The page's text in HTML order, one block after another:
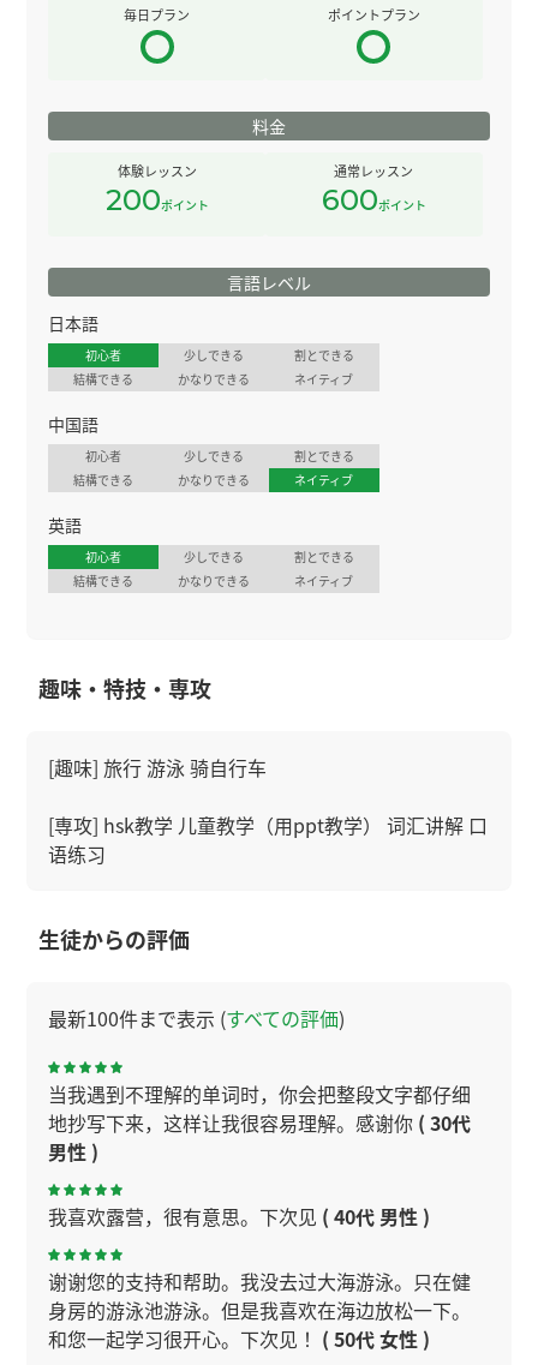
毎日プラン ポイントプラン
料金
体験レッスン
200ポイント
通常レッスン
600ポイント
言語レベル
日本語
初心者 少しできる
割とできる
結構できる
かなりできる ネイティブ
中国語
初心者 少しできる
割とできる
結構できる
かなりできる ネイティブ
英語
初心者 少しできる
割とできる
結構できる
かなりできる ネイティブ
趣味・特技・専攻
[趣味] 旅行 游泳 骑自行车
[専攻] hsk教学 儿童教学（用ppt教学） 词汇讲解 口
语练习
生徒からの評価
最新100件まで表示 (すべての評価)
当我遇到不理解的单词时，你会把整段文字都仔细
地抄写下来，这样让我很容易理解。感谢你 ( 30代
男性 )
我喜欢露营，很有意思。下次见 ( 40代 男性 )
谢谢您的支持和帮助。我没去过大海游泳。只在健
身房的游泳池游泳。但是我喜欢在海边放松一下。
和您一起学习很开心。下次见！ ( 50代 女性 )